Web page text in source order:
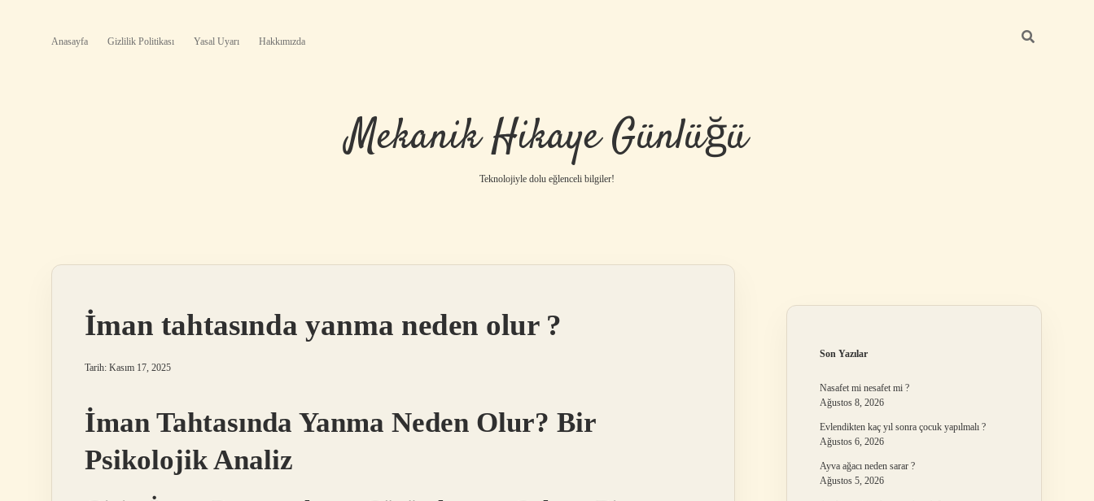
Anasayfa Gizlilik Politikası Yasal Uyarı Hakkımızda
Mekanik Hikaye Günlüğü
Teknolojiyle dolu eğlenceli bilgiler!
İman tahtasında yanma neden olur ?
Tarih: Kasım 17, 2025
İman Tahtasında Yanma Neden Olur? Bir
Psikolojik Analiz
Son Yazılar
Nasafet mi nesafet mi ?
Ağustos 8, 2026
Evlendikten kaç yıl sonra çocuk yapılmalı ?
Ağustos 6, 2026
Ayva ağacı neden sarar ?
Ağustos 5, 2026